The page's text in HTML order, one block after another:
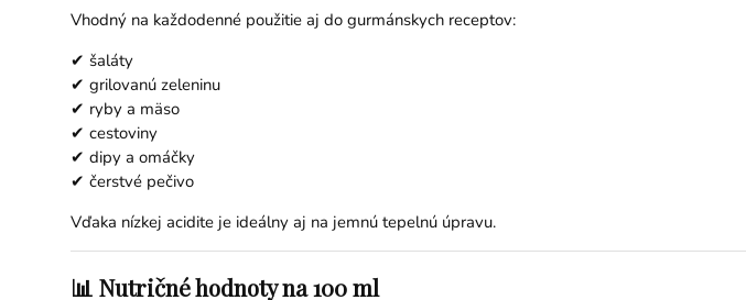
Vhodný na každodenné použitie aj do gurmánskych receptov:
✔ šaláty
✔ grilovanú zeleninu
✔ ryby a mäso
✔ cestoviny
✔ dipy a omáčky
✔ čerstvé pečivo
Vďaka nízkej acidite je ideálny aj na jemnú tepelnú úpravu.
📊 Nutričné hodnoty na 100 ml